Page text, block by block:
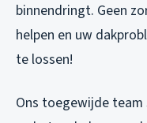
binnendringt. Geen
helpen en uw
te lossen!
Ons toegewijde